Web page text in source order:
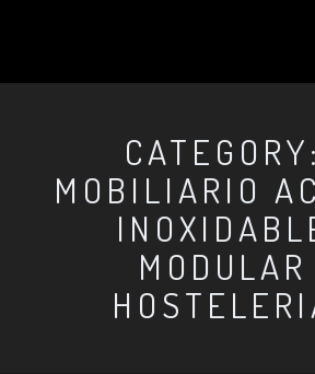
CATEGORY:
MOBILIARIO
MODULAR